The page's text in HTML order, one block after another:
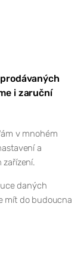
i zaruční
v mnohém
a
daných
mít do budoucna